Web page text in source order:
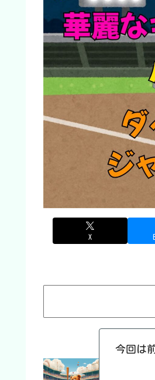
X
今回は